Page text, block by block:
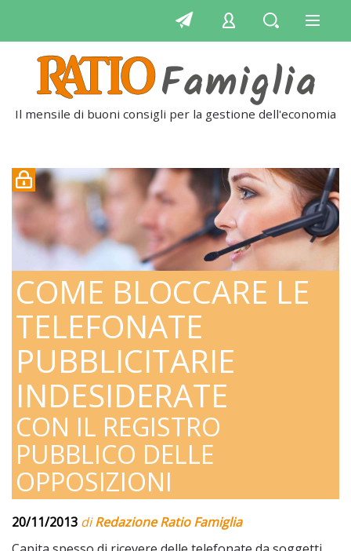
Il mensile di buoni consigli per la gestione dell'economia
COME BLOCCARE LE
TELEFONATE
PUBBLICITARIE
INDESIDERATE
CON IL REGISTRO
PUBBLICO DELLE
OPPOSIZIONI
20/11/2013 diRedazione Ratio Famiglia